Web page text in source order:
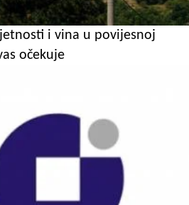
i vina u povijesnoj
očekuje